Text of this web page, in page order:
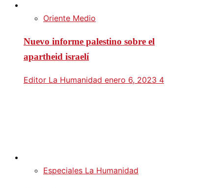
Oriente Medio
Nuevo informe palestino sobre el
apartheid israelí
Editor La Humanidad enero 6, 2023 4
Especiales La Humanidad